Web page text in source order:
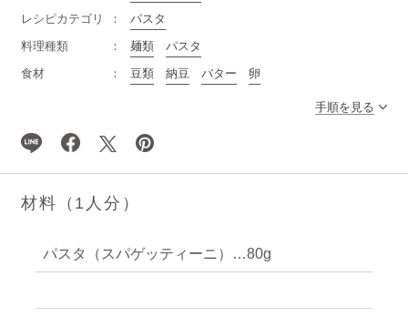
レシピカテゴリ
パスタ
料理種類
麺類
パスタ
食材
豆類 納豆 バター 卵
手順を見る
材料（1人分）
パスタ（スパゲッティーニ）…80g